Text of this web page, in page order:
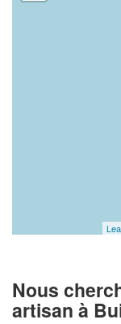
Nous
artisan à